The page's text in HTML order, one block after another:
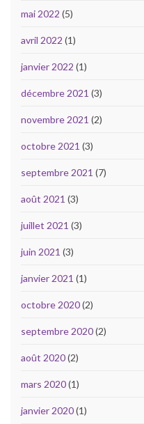
mai 2022 (5)
avril 2022 (1)
janvier 2022 (1)
décembre 2021 (3)
novembre 2021 (2)
octobre 2021 (3)
septembre 2021 (7)
août 2021 (3)
juillet 2021 (3)
juin 2021 (3)
janvier 2021 (1)
octobre 2020(2)
septembre 2020(2)
août 2020(2)
mars 2020(1)
janvier 2020(1)